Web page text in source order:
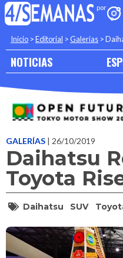
Inicio >Editorial >Galerias >
NOTICIAS
GALERÍAS | 26/10/2019
Daihatsu
Toyota
Daihatsu SUV